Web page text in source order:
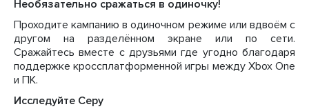
Необязательно сражаться в одиночку!
Проходите кампанию в одиночном режиме или вдвоём с
другом на разделённом экране или по сети.
Сражайтесь вместе с друзьями где угодно благодаря
поддержке кроссплатформенной игры между Xbox One
и ПК.
Исследуйте Серу